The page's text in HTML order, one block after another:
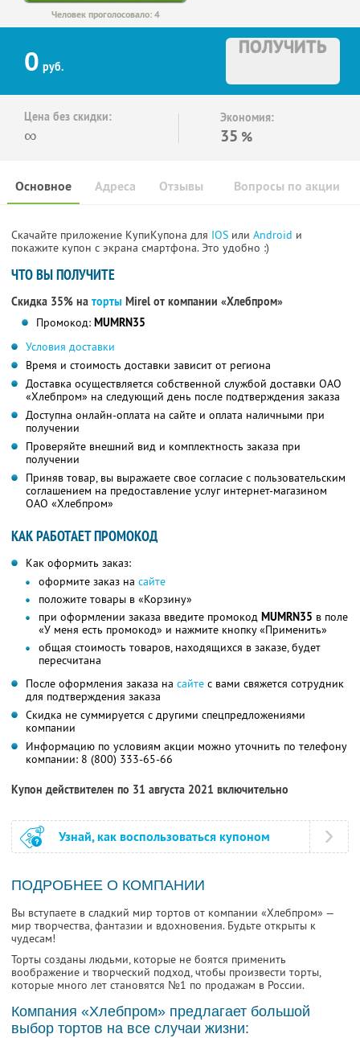
Человек проголосовало: 4
0 руб.
ПОЛУЧИТЬ
Цена без скидки:
∞
Экономия:
35 %
Основное Отзывы Вопросы по акции
Адреса
Скачайте приложение КупиКупона для IOS или Android и
покажите купон с экрана смартфона. Это удобно :)
ЧТО ВЫ ПОЛУЧИТЕ
Скидка 35% на торты Mirel от компании «Хлебпром»
Промокод: MUMRN35
Условия доставки
Время и стоимость доставки зависит от региона
Доставка осуществляется собственной службой доставки ОАО
«Хлебпром» на следующий день после подтверждения заказа
Доступна онлайн-оплата на сайте и оплата наличными при
получении
Проверяйте внешний вид и комплектность заказа при
получении
Приняв товар, вы выражаете свое согласие с пользовательским
соглашением на предоставление услуг интернет-магазином
ОАО «Хлебпром»
КАК РАБОТАЕТ ПРОМОКОД
Как оформить заказ:
оформите заказ на сайте
положите товары в «Корзину»
при оформлении заказа введите промокод MUMRN35 в поле
«У меня есть промокод» и нажмите кнопку «Применить»
общая стоимость товаров, находящихся в заказе, будет
пересчитана
После оформления заказа на сайте с вами свяжется сотрудник
для подтверждения заказа
Скидка не суммируется с другими спецпредложениями
компании
Информацию по условиям акции можно уточнить по телефону
компании: 8 (800) 333-65-66
Купон действителен по 31 августа 2021 включительно
Узнай, как воспользоваться купоном
ПОДРОБНЕЕ О КОМПАНИИ
Вы вступаете в сладкий мир тортов от компании «Хлебпром» —
мир творчества, фантазии и вдохновения. Будьте открыты к
чудесам!
Торты созданы людьми, которые не боятся применить
воображение и творческий подход, чтобы произвести торты,
которые много лет становятся №1 по продажам в России.
Компания «Хлебпром» предлагает большой
выбор тортов на все случаи жизни: